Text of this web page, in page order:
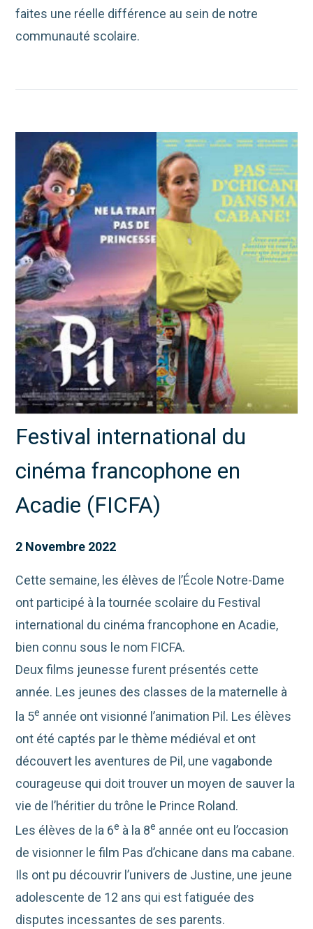
faites une réelle différence au sein de notre
communauté scolaire.
Festival international du
cinéma francophone en
Acadie (FICFA)
2 Novembre 2022
Cette semaine, les élèves de l’École Notre-Dame
ont participé à la tournée scolaire du Festival
international du cinéma francophone en Acadie,
bien connu sous le nom FICFA.
Deux films jeunesse furent présentés cette
année. Les jeunes des classes de la maternelle à
la 5e année ont visionné l’animation Pil. Les élèves
ont été captés par le thème médiéval et ont
découvert les aventures de Pil, une vagabonde
courageuse qui doit trouver un moyen de sauver la
vie de l’héritier du trône le Prince Roland.
Les élèves de la 6e à la 8e année ont eu l’occasion
de visionner le film Pas d’chicane dans ma cabane.
Ils ont pu découvrir l’univers de Justine, une jeune
adolescente de 12 ans qui est fatiguée des
disputes incessantes de ses parents.